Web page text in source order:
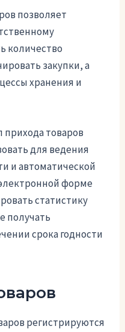
позволяет
количество
закупки, а
хранения и
товаров
для ведения
и автоматической
форме
статистику
получать
срока годности
регистрируются